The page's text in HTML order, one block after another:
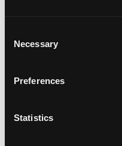
Selection
Necessary
Preferences
Statistics
Se emulsionará
un toque especiado
Lugar es un
inmediatamente o
Para la Ensalada